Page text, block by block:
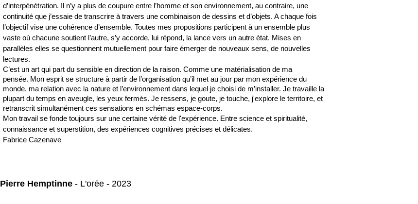
d’interpénétration. Il n’y a plus de coupure entre l’homme et son environnement, au contraire, une
continuité que j’essaie de transcrire à travers une combinaison de dessins et d’objets. A chaque fois
l’objectif vise une cohérence d’ensemble. Toutes mes propositions participent à un ensemble plus
vaste où chacune soutient l’autre, s’y accorde, lui répond, la lance vers un autre état. Mises en
parallèles elles se questionnent mutuellement pour faire émerger de nouveaux sens, de nouvelles
lectures.
C’est un art qui part du sensible en direction de la raison. Comme une matérialisation de ma
pensée. Mon esprit se structure à partir de l’organisation qu’il met au jour par mon expérience du
monde, ma relation avec la nature et l’environnement dans lequel je choisi de m’installer. Je travaille la
plupart du temps en aveugle, les yeux fermés. Je ressens, je goute, je touche, j'explore le territoire, et
retranscrit simultanément ces sensations en schémas espace-corps.
Mon travail se fonde toujours sur une certaine vérité de l'expérience. Entre science et spiritualité,
connaissance et superstition, des expériences cognitives précises et délicates.
Fabrice Cazenave
Pierre Hemptinne - L'orée - 2023